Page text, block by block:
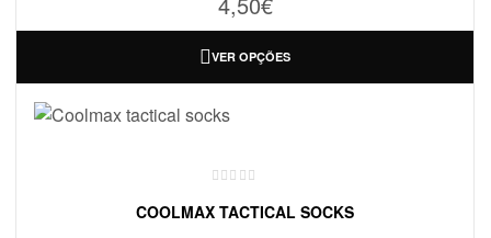
VER OPÇÕES
COOLMAX TACTICAL SOCKS